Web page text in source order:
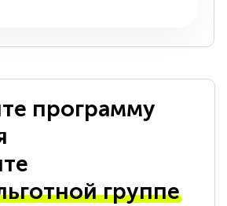
программу
группе